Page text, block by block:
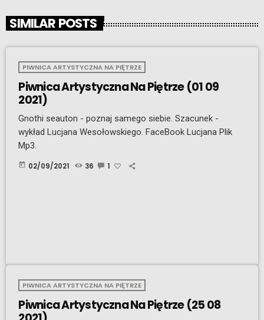
SIMILAR POSTS
PIWNICA ARTYSTYCZNA NA PIĘTRZE
Piwnica Artystyczna Na Piętrze (01 09
2021)
Gnothi seauton - poznaj samego siebie. Szacunek -
wykład Lucjana Wesołowskiego. FaceBook Lucjana Plik
Mp3.
today 02/09/2021 36 1
PIWNICA ARTYSTYCZNA NA PIĘTRZE
Piwnica Artystyczna Na Piętrze (25 08